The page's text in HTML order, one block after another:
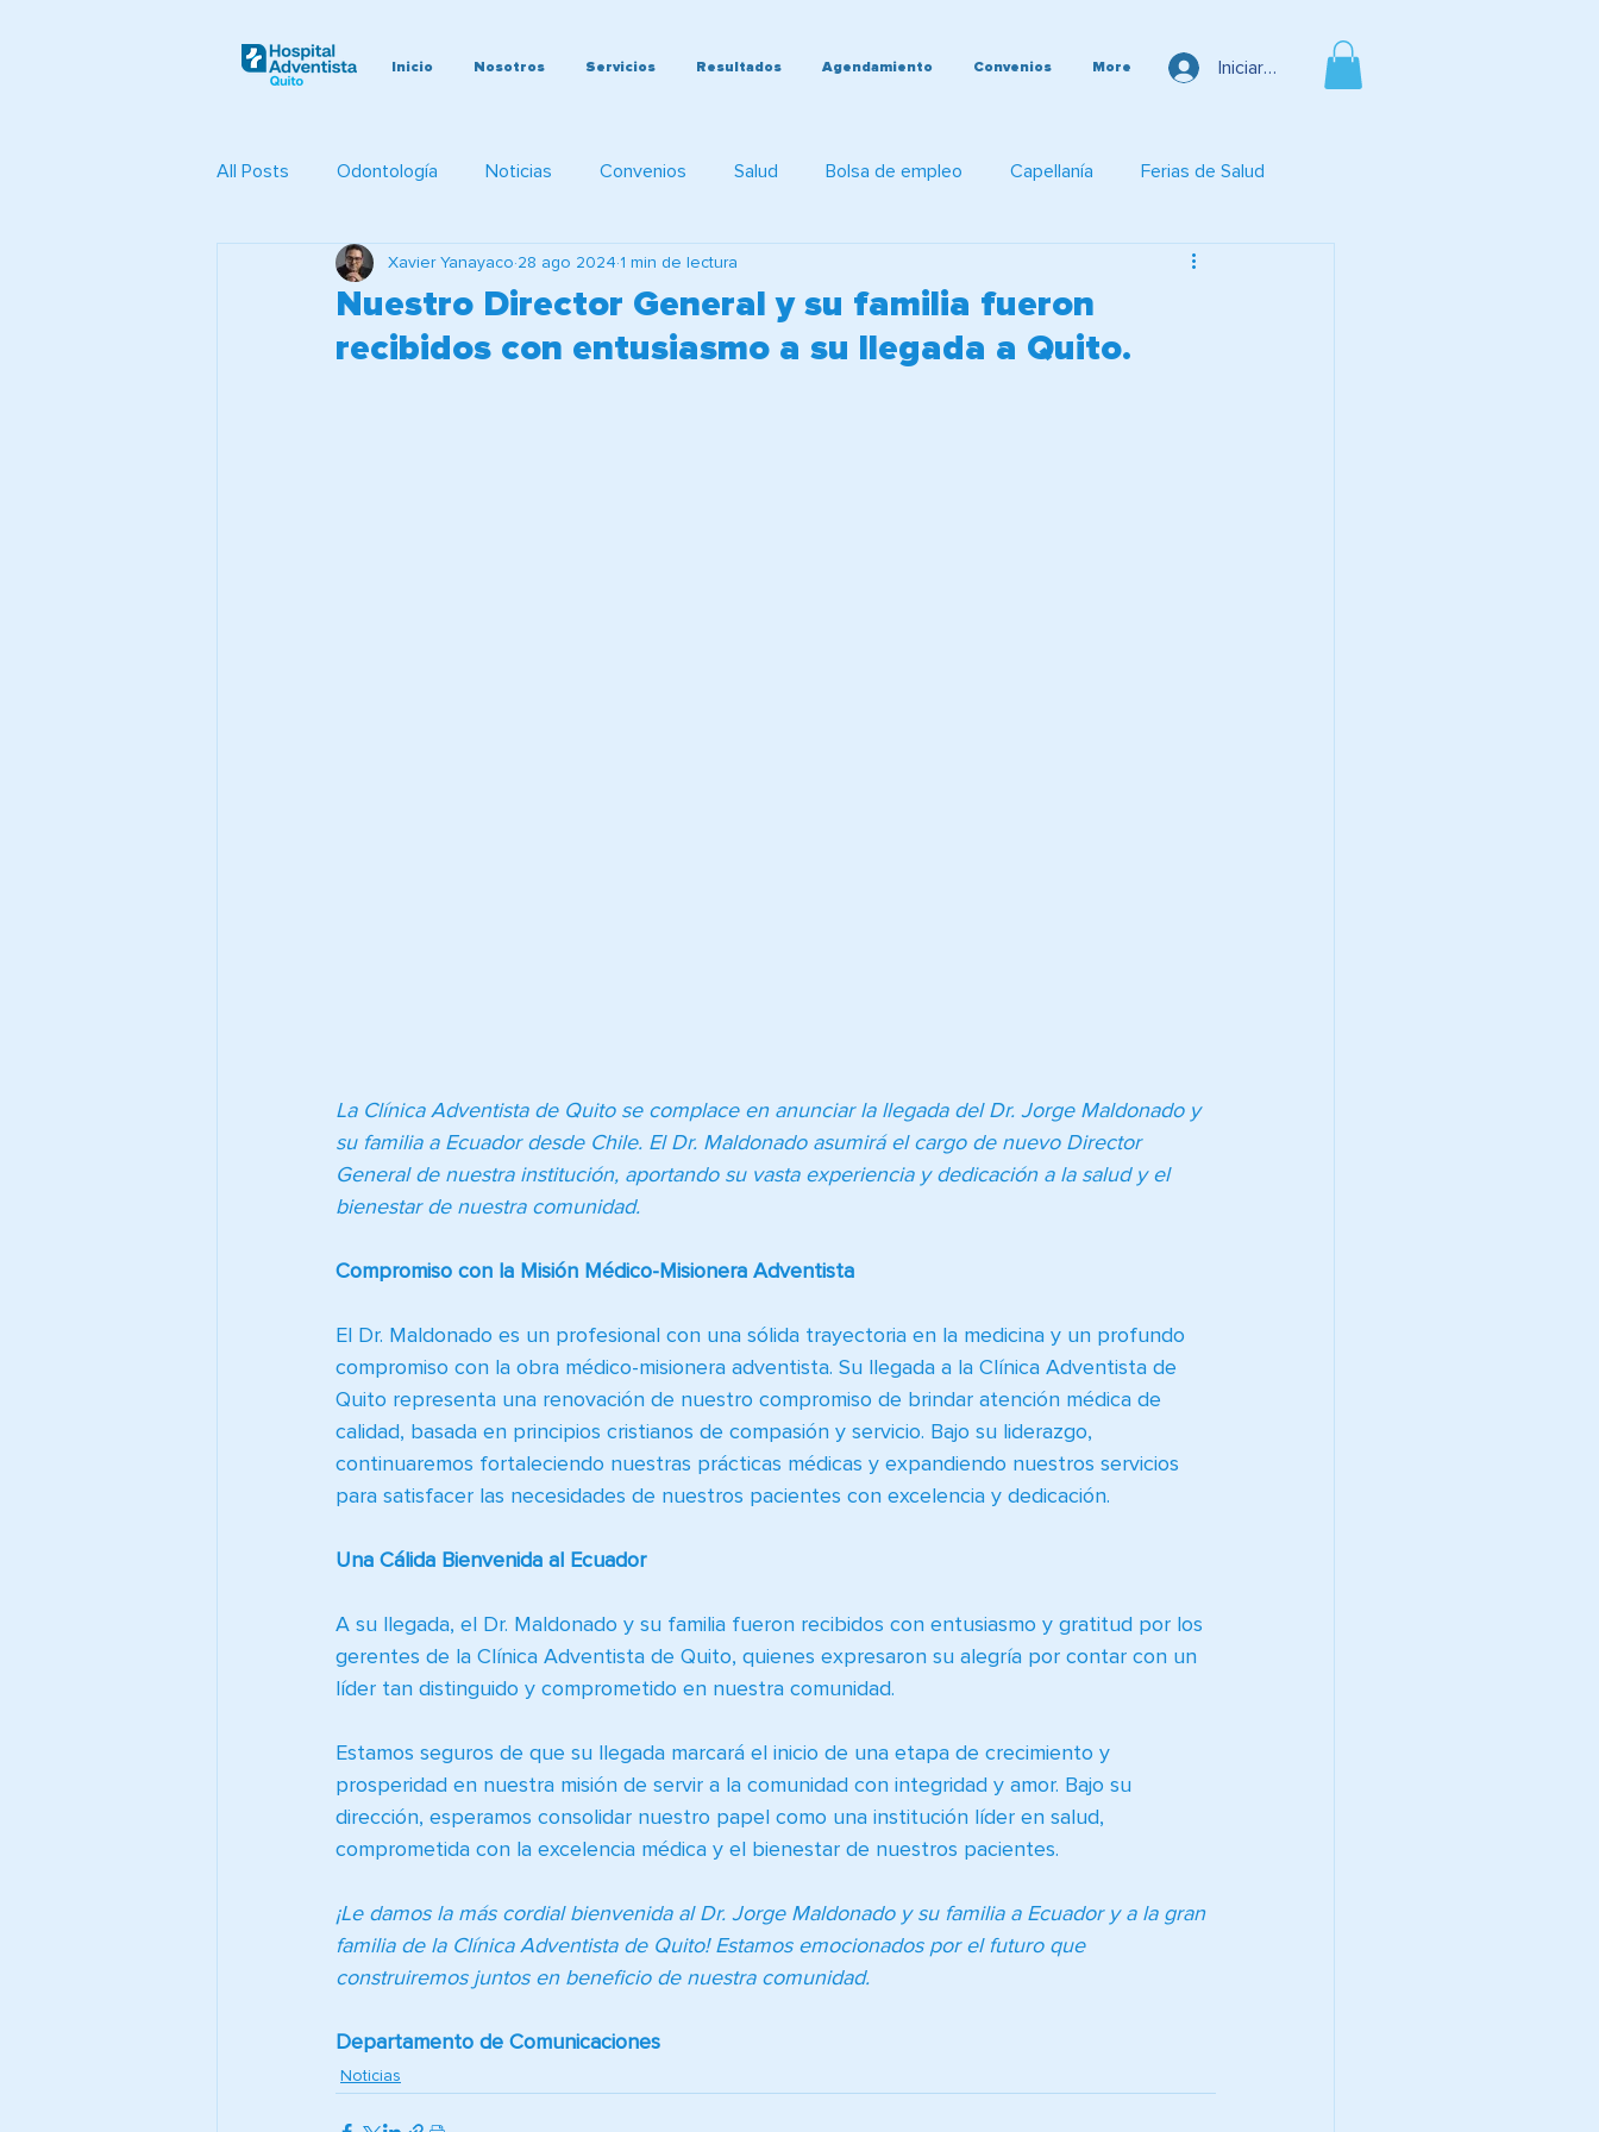
Inicio Nosotros Servicios Resultados Agendamiento Convenios More Iniciar sesión
All Posts Odontología Noticias Convenios Salud Bolsa de empleo Capellanía Ferias de Salud
Evangelismo Brigadas Médicas
Nuestro Director General y su familia fueron
recibidos con entusiasmo a su llegada a Quito.
Xavier Yanayaco 28 ago 2024 1 min de lectura
La Clínica Adventista de Quito se complace en anunciar la llegada del Dr. Jorge Maldonado y
su familia a Ecuador desde Chile. El Dr. Maldonado asumirá el cargo de nuevo Director
General de nuestra institución, aportando su vasta experiencia y dedicación a la salud y el
bienestar de nuestra comunidad.
Compromiso con la Misión Médico-Misionera Adventista
El Dr. Maldonado es un profesional con una sólida trayectoria en la medicina y un profundo
compromiso con la obra médico-misionera adventista. Su llegada a la Clínica Adventista de
Quito representa una renovación de nuestro compromiso de brindar atención médica de
calidad, basada en principios cristianos de compasión y servicio. Bajo su liderazgo,
continuaremos fortaleciendo nuestras prácticas médicas y expandiendo nuestros servicios
para satisfacer las necesidades de nuestros pacientes con excelencia y dedicación.
Una Cálida Bienvenida al Ecuador
A su llegada, el Dr. Maldonado y su familia fueron recibidos con entusiasmo y gratitud por los
gerentes de la Clínica Adventista de Quito, quienes expresaron su alegría por contar con un
líder tan distinguido y comprometido en nuestra comunidad.
Estamos seguros de que su llegada marcará el inicio de una etapa de crecimiento y
prosperidad en nuestra misión de servir a la comunidad con integridad y amor. Bajo su
dirección, esperamos consolidar nuestro papel como una institución líder en salud,
comprometida con la excelencia médica y el bienestar de nuestros pacientes.
¡Le damos la más cordial bienvenida al Dr. Jorge Maldonado y su familia a Ecuador y a la gran
familia de la Clínica Adventista de Quito! Estamos emocionados por el futuro que
construiremos juntos en beneficio de nuestra comunidad.
Departamento de Comunicaciones
Noticias